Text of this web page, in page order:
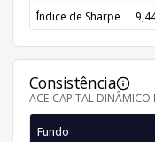
Índice de Sharpe
Consistência
ACE CAPITAL DINÂMICO
Fundo